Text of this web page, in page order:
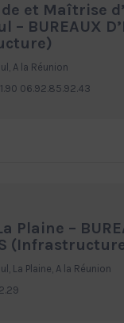
et Maîtrise
– BUREAUX
A la Réunion
06.92.85.92.43
Plaine –
La Plaine, A la Réunion